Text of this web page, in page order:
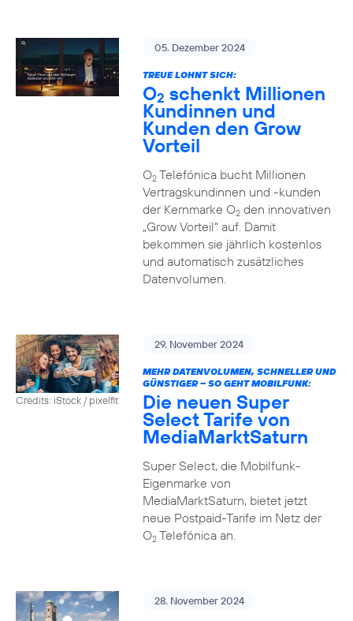
05. Dezember 2024
TREUE LOHNT SICH:
O2 schenkt Millionen
Kundinnen und
Kunden den Grow
Vorteil
O2Telefónica bucht Millionen
Vertragskundinnen und -kunden
der Kernmarke O2den innovativen
„Grow Vorteil“ auf. Damit
bekommen sie jährlich kostenlos
und automatisch zusätzliches
Datenvolumen.
Credits: iStock / pixelfit
29. November 2024
MEHR DATENVOLUMEN, SCHNELLER UND
GÜNSTIGER – SO GEHT MOBILFUNK:
Die neuen Super
Select Tarife von
MediaMarktSaturn
Super Select, die Mobilfunk-
Eigenmarke von
MediaMarktSaturn, bietet jetzt
neue Postpaid-Tarife im Netz der
O2Telefónica an.
28. November 2024